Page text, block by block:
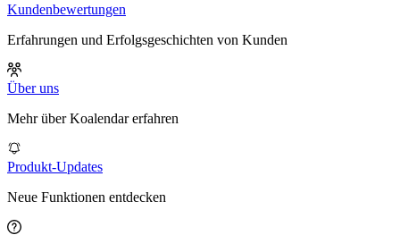
Kundenbewertungen
Erfahrungen und Erfolgsgeschichten von Kunden
Über uns
Mehr über Koalendar erfahren
Produkt-Updates
Neue Funktionen entdecken